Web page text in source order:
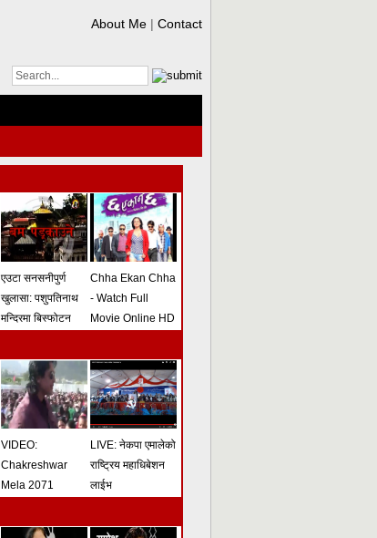
About Me | Contact
एउटा सनसनीपुर्ण
खुलासा: पशुपतिनाथ
मन्दिरमा बिस्फोटन
(भिडियो)
Chha Ekan Chha
- Watch Full
Movie Online HD
VIDEO:
Chakreshwar
Mela 2071
LIVE: नेकपा एमालेको
राष्ट्रिय महाधिबेशन
लाईभ